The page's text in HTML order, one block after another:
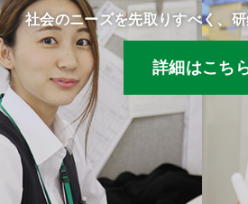
詳細はこち
詳細はこち
社会のニーズを先取りすべく、